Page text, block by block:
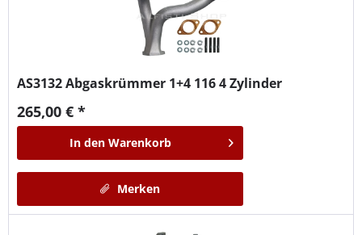
AS3132Abgaskrümmer 1+4 116 4 Zylinder
265,00 € *
In den Warenkorb
Merken